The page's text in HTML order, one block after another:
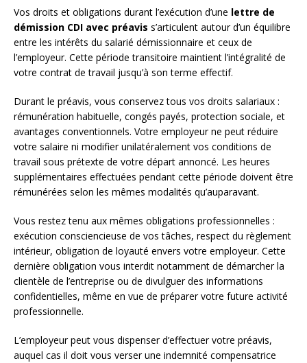
Vos droits et obligations durant l’exécution d’une lettre de
démission CDI avec préavis s’articulent autour d’un équilibre
entre les intérêts du salarié démissionnaire et ceux de
l’employeur. Cette période transitoire maintient l’intégralité de
votre contrat de travail jusqu’à son terme effectif.
Durant le préavis, vous conservez tous vos droits salariaux :
rémunération habituelle, congés payés, protection sociale, et
avantages conventionnels. Votre employeur ne peut réduire
votre salaire ni modifier unilatéralement vos conditions de
travail sous prétexte de votre départ annoncé. Les heures
supplémentaires effectuées pendant cette période doivent être
rémunérées selon les mêmes modalités qu’auparavant.
Vous restez tenu aux mêmes obligations professionnelles :
exécution consciencieuse de vos tâches, respect du règlement
intérieur, obligation de loyauté envers votre employeur. Cette
dernière obligation vous interdit notamment de démarcher la
clientèle de l’entreprise ou de divulguer des informations
confidentielles, même en vue de préparer votre future activité
professionnelle.
L’employeur peut vous dispenser d’effectuer votre préavis,
auquel cas il doit vous verser une indemnité compensatrice